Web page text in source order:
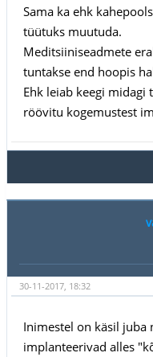
Sama ka ehk
tüütuks muutuda.
Meditsiiniseadmete
tuntakse end hoopis
Ehk leiab keegi
röövitu kogemustest
30-11-2017, 18:32
Inimestel on käsil juba
implanteerivad alles